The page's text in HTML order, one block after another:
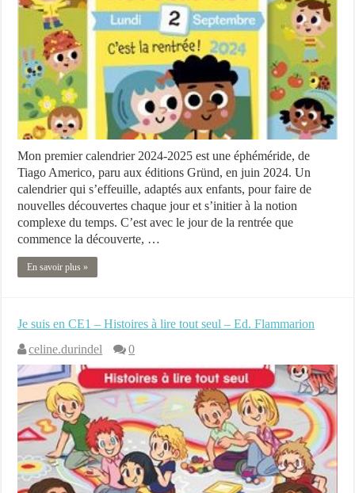
Mon premier calendrier 2024-2025 est une éphéméride, de
Tiago Americo, paru aux éditions Gründ, en juin 2024. Un
calendrier qui s’effeuille, adaptés aux enfants, pour faire de
nouvelles découvertes chaque jour et s’initier à la notion
complexe du temps. C’est avec le jour de la rentrée que
commence la découverte, …
En savoir plus »
Je suis en CE1 – Histoires à lire tout seul – Ed. Flammarion
celine.durindel
0